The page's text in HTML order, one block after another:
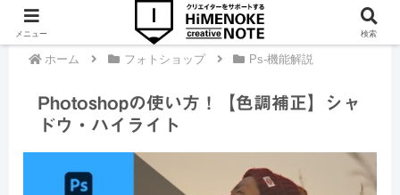
ホーム フォトショップ Ps-機能解説
Photoshopの使い方！【色調補正】シャ
ドウ・ハイライト
メニュー 検索